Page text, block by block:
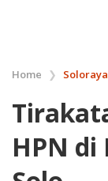
Home ❯ Soloraya
HPN di